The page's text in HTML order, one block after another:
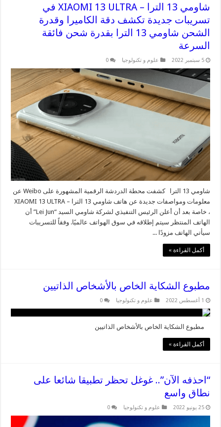
شاومي 13 الترا – XIAOMI 13 ULTRA في
تسريبات جديدة تكشف دقة الكاميرا وقدرة
الشحن شاومي 13 الترا بقدرة شحن فائقة
السرعة
5 سبتمبر 2022 علوم و تكنولوجيا 0
شاومي 13 الترا كشفت محطة الدردشة الرقمية المشهورة على Weibo عن
معلومات ومواصفات جديدة عن هاتف شاومي 13 الترا – XIAOMI 13 ULTRA
، خاصة بعد أن أعلن الرئيس التنفيذي لشركة شاومي السيد “Lei Jun” أن
الهاتف المنتظر سيتم إطلاقه في سوق الهواتف عالميًا. وفقاً للتسريبات
سيأتي الهاتف مزودًا ...
أكمل القراءة »
مطبوع الشكاية الخاص بالأشخاص الذاتيين
1 أغسطس 2022 علوم و تكنولوجيا 0
مطبوع الشكاية الخاص بالأشخاص الذاتيين
أكمل القراءة »
“احذفه الآن”.. غوغل تحظر تطبيقا شائعا على
نطاق واسع
25 يونيو 2022 علوم و تكنولوجيا 0